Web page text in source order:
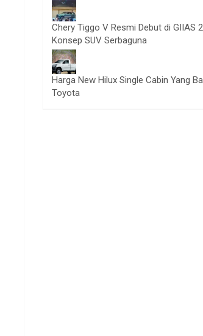
Chery Tiggo V Resmi Debut di GIIAS
Konsep SUV Serbaguna
Harga New Hilux Single Cabin Yang
Toyota